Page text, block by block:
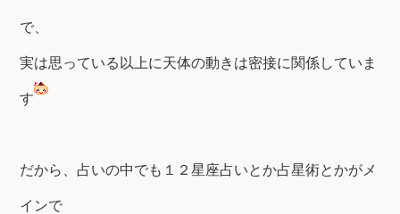
で、
実は思っている以上に天体の動きは密接に関係していま
す
だから、占いの中でも１２星座占いとか占星術とかがメ
インで